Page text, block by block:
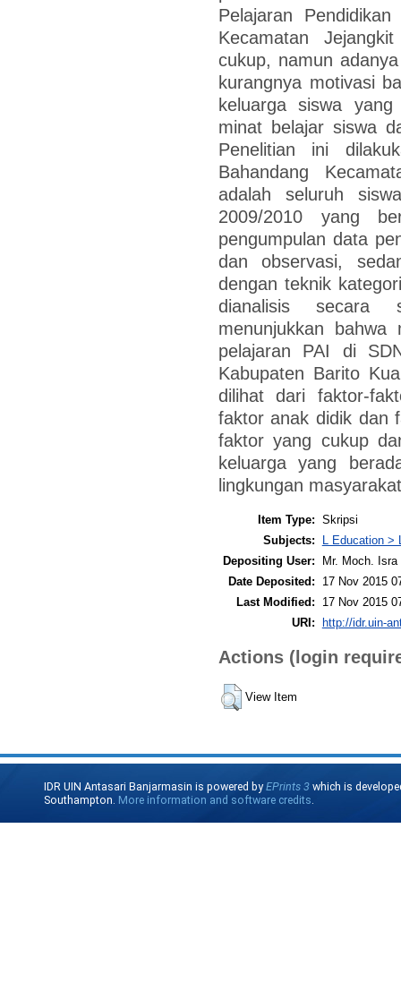
Pelajaran
Kecamatan
cukup, namun
kurangnya motivasi
keluarga siswa
minat belajar siswa
Penelitian ini
Bahandang
adalah seluruh
2009/2010 yang
pengumpulan data
dan observasi,
dengan teknik
dianalisis secara
menunjukkan
pelajaran PAI di
Kabupaten Barito
dilihat dari faktor-
faktor anak didik dan
faktor yang cukup
keluarga yang
lingkungan
Item Type: Skripsi
Subjects:
L Education >
Depositing User:
Mr. Moch. Isra
Date Deposited:
17 Nov 2015
Last Modified:
17 Nov 2015
URI: http://idr.uin-
Actions (login
View Item
IDR UIN Antasari Banjarmasin is powered byEPrints 3 which is
Southampton. More information and software credits.